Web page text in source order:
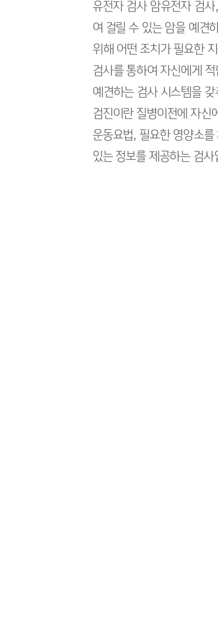
유전자 검사 암유전자 검
여 걸릴 수 있는 암을 예견
위해 어떤 조치가 필요한
검사를 통하여 자신에게
예견하는 검사 시스템을
검진이란 질병이전에 자신
운동요법, 필요한 영양소
있는 정보를 제공하는 검사